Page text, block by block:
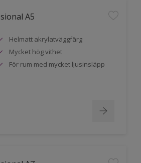
A5
Helmatt akrylatväggfärg
Mycket hög vithet
För rum med mycket ljusinsläpp